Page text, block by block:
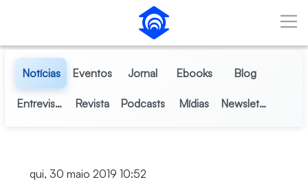
Pular para o Conteúdo principal
Notícias Eventos Jornal Ebooks Blog
Entrevistas Revista Podcasts Mídias Newsletter
qui, 30 maio 2019 10:52